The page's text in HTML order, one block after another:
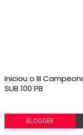
Iniciou o III
SUB 100 PB
BLOGGER